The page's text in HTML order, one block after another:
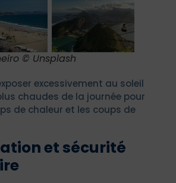
© Unsplash
excessivement au soleil
chaudes de la journée pour
de chaleur et les coups de
et sécurité